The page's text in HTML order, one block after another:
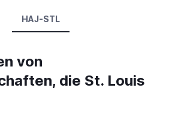
HAJ-STL
von
die St. Louis